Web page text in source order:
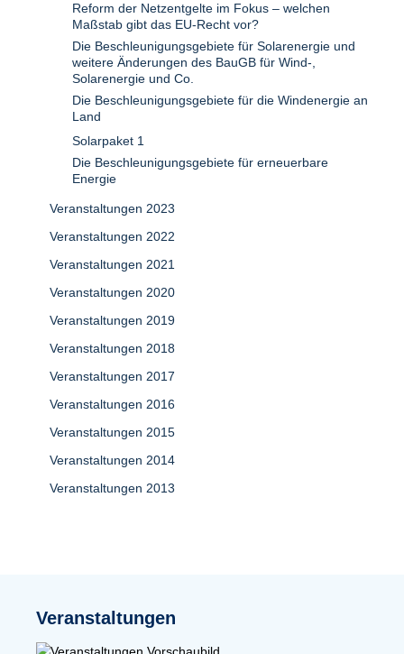
Reform der Netzentgelte im Fokus – welchen
Maßstab gibt das EU-Recht vor?
Die Beschleunigungsgebiete für Solarenergie und
weitere Änderungen des BauGB für Wind-,
Solarenergie und Co.
Die Beschleunigungsgebiete für die Windenergie an
Land
Solarpaket 1
Die Beschleunigungsgebiete für erneuerbare
Energie
Veranstaltungen 2023
Veranstaltungen 2022
Veranstaltungen 2021
Veranstaltungen 2020
Veranstaltungen 2019
Veranstaltungen 2018
Veranstaltungen 2017
Veranstaltungen 2016
Veranstaltungen 2015
Veranstaltungen 2014
Veranstaltungen 2013
Veranstaltungen